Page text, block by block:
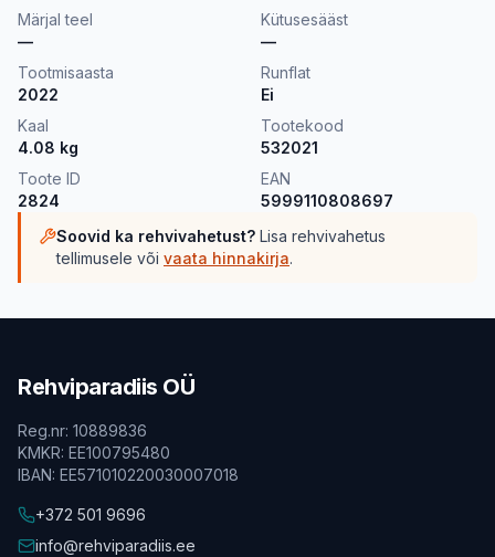
Märjal teel
—
Kütusesääst
—
Tootmisaasta
2022
Runflat
Ei
Kaal
4.08 kg
Tootekood
532021
Toote ID
2824
EAN
5999110808697
Soovid ka rehvivahetust? Lisa rehvivahetus
tellimusele või vaata hinnakirja.
Rehviparadiis OÜ
Reg.nr: 10889836
KMKR: EE100795480
IBAN: EE571010220030007018
+372 501 9696
info@rehviparadiis.ee